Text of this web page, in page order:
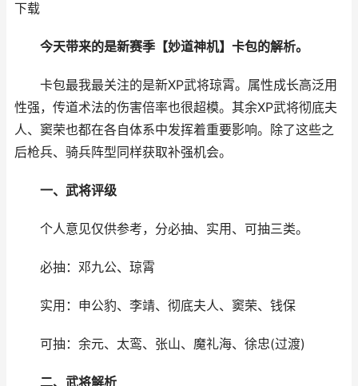
下载
今天带来的是新赛季【妙道神机】卡包的解析。
卡包最我最关注的是新XP武将琼霄。属性成长高泛用
性强，传道术法的伤害倍率也很超模。其余XP武将彻底夫
人、窦荣也都在各自体系中发挥着重要影响。除了这些之
后枪兵、骑兵阵型同样获取补强机会。
一、武将评级
个人意见仅供参考，分必抽、实用、可抽三类。
必抽：邓九公、琼霄
实用：申公豹、李靖、彻底夫人、窦荣、钱保
可抽：余元、太鸾、张山、魔礼海、徐忠(过渡)
二、武将解析